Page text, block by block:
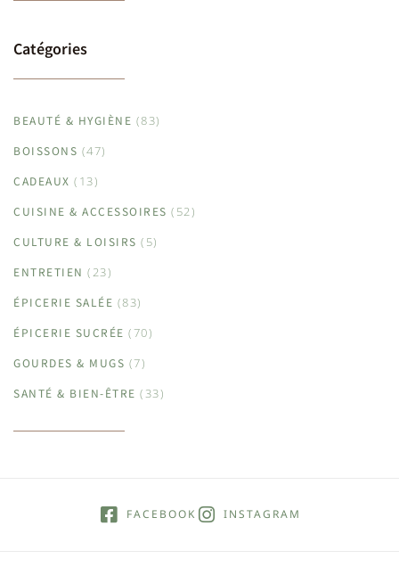
Catégories
BEAUTÉ & HYGIÈNE (83)
BOISSONS (47)
CADEAUX (13)
CUISINE & ACCESSOIRES (52)
CULTURE & LOISIRS (5)
ENTRETIEN (23)
ÉPICERIE SALÉE (83)
ÉPICERIE SUCRÉE (70)
GOURDES & MUGS (7)
SANTÉ & BIEN-ÊTRE (33)
FACEBOOK INSTAGRAM